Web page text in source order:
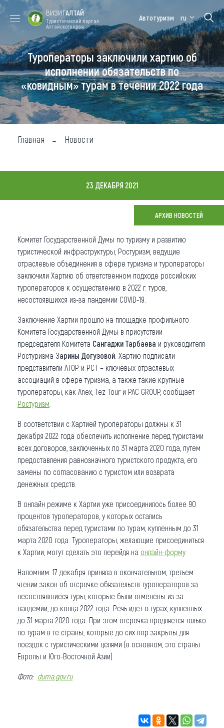
Форум VISIT
ALTAI
Цветение
маральника
Медицинский
форум
Алтайская
зимовка
Туры
Где побывать
Чем заняться
Карта
Что привезти (сувениры)
О регионе
Коллекция впечатлений
ВИЗИТАЛТАЙ
Туристический портал
Алтайского края
Автотуризм ru
Туроператоры заключили хартию об
исполнении обязательств по
«ковидным» турам в течении 2022 года
Главная Новости
23 ДЕКАБРЯ 2021
АРХИВ НОВОСТЕЙ
Комитет Государственной Думы по туризму и развитию
туристической инфраструктуры, Ростуризм, ведущие
отраслевые объединения в сфере туризма и туроператоры
заключили Хартию об ответственном подходе российских
туроператоров к осуществлению в 2022 г. туров,
несостоявшихся из-за пандемии COVID-19.
Заключение Хартии прошло на площадке профильного
Комитета Государственной Думы в присутствии
председателя Комитета Сангаджи Тарбаева и руководителя
Ростуризма Зарины Догузовой . Хартию подписали
представители АТОР и РСТ – ключевых отраслевых
ассоциаций в сфере туризма, а также такие крупные
туроператоры, как Anex, Tez Tour и PAC GROUP, сообщает
Ростуризм
В соответствии с Хартией туроператоры должны к 31
декабря 2022 года обеспечить исполнение перед туристами
всех договоров, заключенных по 31 марта 2020 года, путем
предоставления равнозначного туристского продукта, его
замены по согласованию с туристом или возврата
денежных средств.
В онлайн режиме к Хартии уже присоединилось более 90
процентов туроператоров, у которых остались
обязательства перед туристами по турам, купленным до 31
марта 2020 года. Туроператоры, желающие присоединиться
к Хартии, могут сделать это перейдя на онлайн-форму.
Напомним: 17 декабря приняла в окончательном, третьем
чтении закон об отсрочке обязательств туроператоров за
несостоявшиеся туры, которые были отменены из-за
пандемии, до конца 2022 года. Речь идет о турах, купленных
до 31 марта 2020 года. При этом отсрочка продляется только
по турам в те страны, которые до сих пор закрыты для
поездок с туристическими целями (в основном, это страны
Европы и Юго-Восточной Азии).
Фото: duma.gov.ru